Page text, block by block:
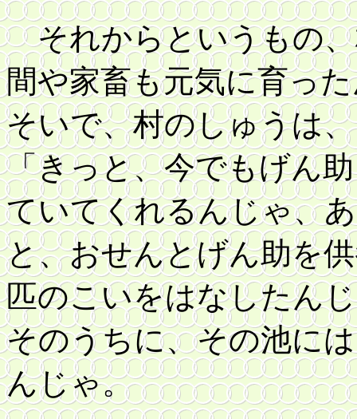
それからというもの、
間や家畜も元気に育っ
そいで、村のしゅうは、
「きっと、今でもげん
ていてくれるんじゃ、
と、おせんとげん助を
匹のこいをはなしたん
そのうちに、その池に
んじゃ。